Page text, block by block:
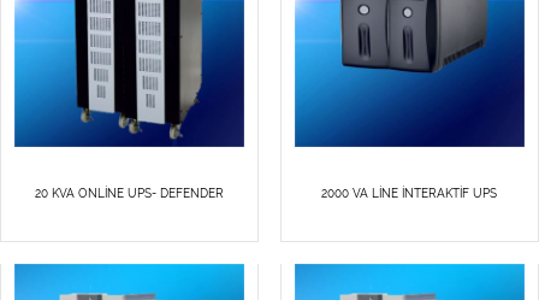
20 KVA ONLİNE UPS- DEFENDER 2000 VA LİNE İNTERAKTİF UPS